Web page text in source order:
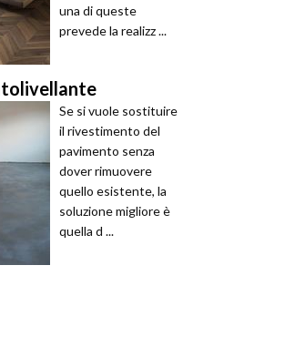
una di queste
prevede la realizz ...
Se si vuole sostituire
il rivestimento del
pavimento senza
dover rimuovere
quello esistente, la
soluzione migliore è
quella d ...